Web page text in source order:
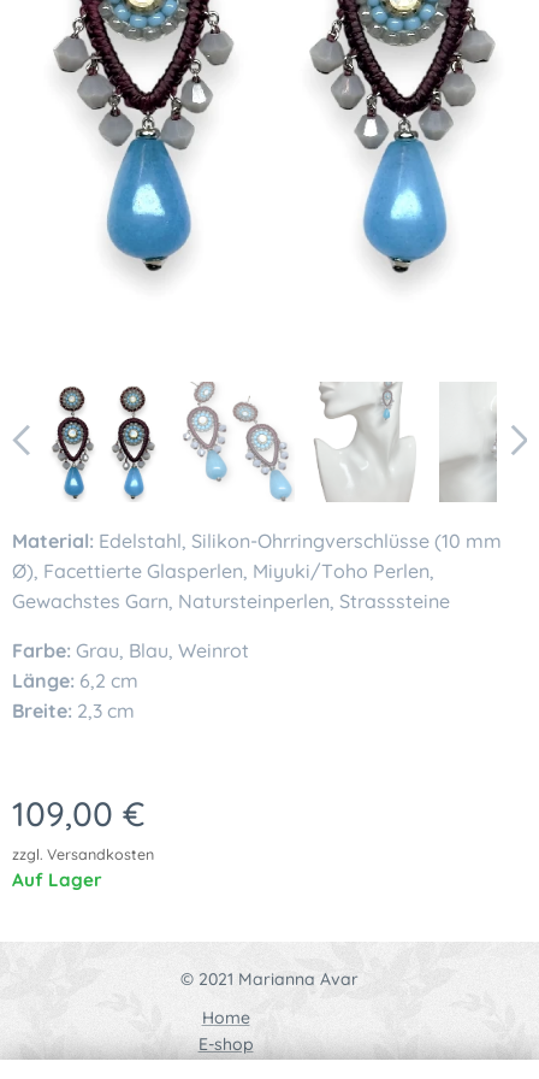
Material: Edelstahl, Silikon-Ohrringverschlüsse (10 mm
Ø), Facettierte Glasperlen, Miyuki/Toho Perlen,
Gewachstes Garn, Natursteinperlen, Strasssteine
Farbe: Grau, Blau, Weinrot
Länge: 6,2 cm
Breite: 2,3 cm
109,00 €
zzgl. Versandkosten
Auf Lager
© 2021 Marianna Avar
Home
E-shop